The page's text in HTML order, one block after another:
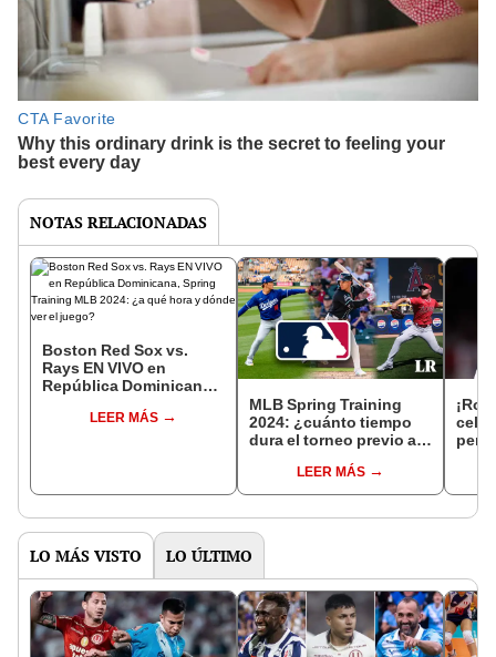
NOTAS RELACIONADAS
Boston Red Sox vs.
Rays EN VIVO en
República Dominicana,
2024: ¿a qué hora y
LEER MÁS
MLB Spring Training
2024: ¿cuánto tiempo
dura el torneo previo a
LEER MÁS
LO MÁS VISTO LO ÚLTIMO